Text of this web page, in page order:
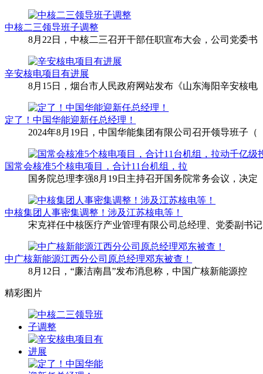
中核二三领导班子调整
8月22日，中核二三召开干部任职宣布大会，公司党委书
辛安核电项目有进展
8月15日，烟台市人民政府网站发布《山东海阳辛安核电
定了！中国华能迎新任总经理！
2024年8月19日，中国华能集团有限公司召开领导班子（
国常会核准5个核电项目，合计11台机组，拉
国务院总理李强8月19日主持召开国务院常务会议，决定
中核集团人事密集调整！涉及江苏核电等！
宋克祥任中核医疗产业管理有限公司总经理、党委副书记
中广核新能源江西分公司原总经理邓东被查！
8月12日，“廉洁南昌”发布消息称，中国广核新能源控
精彩图片